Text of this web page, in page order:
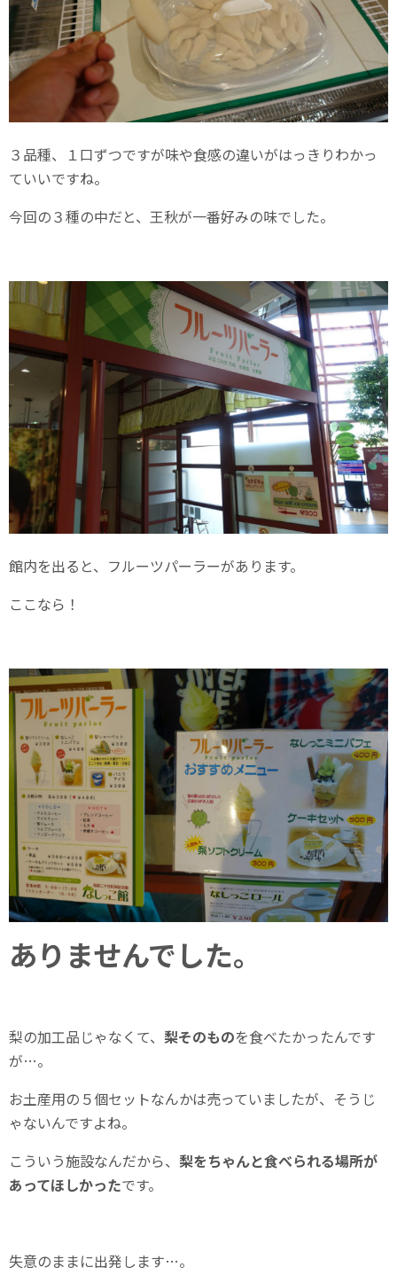
３品種、１口ずつですが味や食感の違いがはっきりわかっ
ていいですね。
今回の３種の中だと、王秋が一番好みの味でした。
館内を出ると、フルーツパーラーがあります。
ここなら！
ありませんでした。
梨の加工品じゃなくて、 梨そのものを食べたかったんです
が…。
お土産用の５個セットなんかは売っていましたが、そうじ
ゃないんですよね。
こういう施設なんだから、 梨をちゃんと食べられる場所が
あってほしかったです。
失意のままに出発します…。